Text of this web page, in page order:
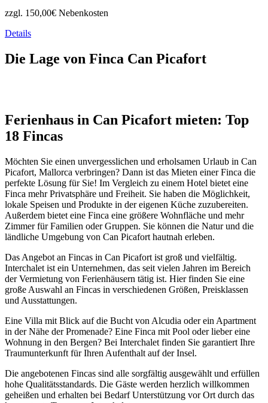
zzgl. 150,00€ Nebenkosten
Details
Die Lage von Finca Can Picafort
Ferienhaus in Can Picafort mieten: Top
18 Fincas
Möchten Sie einen unvergesslichen und erholsamen Urlaub in Can
Picafort, Mallorca verbringen? Dann ist das Mieten einer Finca die
perfekte Lösung für Sie! Im Vergleich zu einem Hotel bietet eine
Finca mehr Privatsphäre und Freiheit. Sie haben die Möglichkeit,
lokale Speisen und Produkte in der eigenen Küche zuzubereiten.
Außerdem bietet eine Finca eine größere Wohnfläche und mehr
Zimmer für Familien oder Gruppen. Sie können die Natur und die
ländliche Umgebung von Can Picafort hautnah erleben.
Das Angebot an Fincas in Can Picafort ist groß und vielfältig.
Interchalet ist ein Unternehmen, das seit vielen Jahren im Bereich
der Vermietung von Ferienhäusern tätig ist. Hier finden Sie eine
große Auswahl an Fincas in verschiedenen Größen, Preisklassen
und Ausstattungen.
Eine Villa mit Blick auf die Bucht von Alcudia oder ein Apartment
in der Nähe der Promenade? Eine Finca mit Pool oder lieber eine
Wohnung in den Bergen? Bei Interchalet finden Sie garantiert Ihre
Traumunterkunft für Ihren Aufenthalt auf der Insel.
Die angebotenen Fincas sind alle sorgfältig ausgewählt und erfüllen
hohe Qualitätsstandards. Die Gäste werden herzlich willkommen
geheißen und erhalten bei Bedarf Unterstützung vor Ort durch das